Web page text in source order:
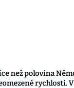
než polovina
rychlosti.